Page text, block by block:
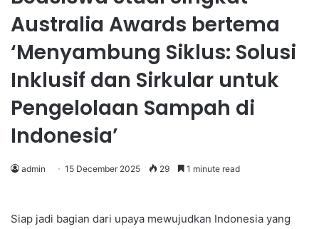
Australia Awards bertema
‘Menyambung Siklus: Solusi
Inklusif dan Sirkular untuk
Pengelolaan Sampah di
Indonesia’
admin 15 December 2025 29 1 minute read
Siap jadi bagian dari upaya mewujudkan Indonesia yang